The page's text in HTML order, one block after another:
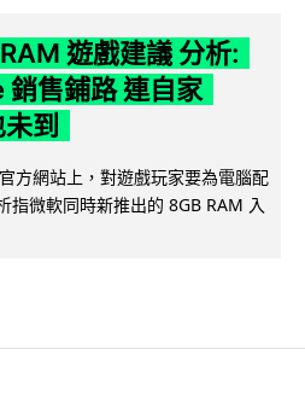
遊戲建議 分析:
售鋪路 連自家
到
方網站上，對遊戲玩家要為電腦配
指微軟同時新推出的 8GB RAM 入